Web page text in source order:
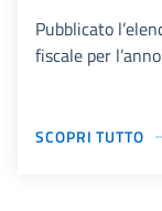
Pubblicato
fiscale per
SCOPRI TUTTO